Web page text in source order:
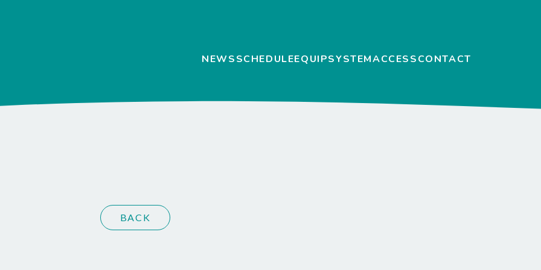
NEWSSCHEDULEEQUIPSYSTEMACCESSCONTACT
BACK